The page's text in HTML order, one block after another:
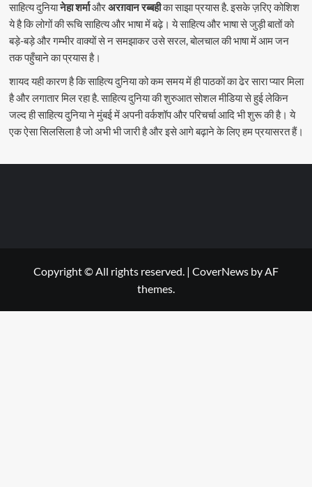
साहित्य दुनियानेहा शर्माऔरअरग़वान रब्बहीका साझा प्रयास है. इसके ज़रिए कोशिश
ये है कि लोगों की रूचि साहित्य और भाषा में बढ़े। ये साहित्य और भाषा से जुड़ी बातों को
बड़े-बड़े और गम्भीर वाक्यों से न समझाकर उसे सरल, बोलचाल की भाषा में आम जन
तक पहुँचाने का प्रयास है।
शायद यही कारण है कि साहित्य दुनिया को कम समय में ही पाठकों का ढेर सारा प्यार मिला
है और लगातार मिल रहा है. साहित्य दुनिया की शुरुआत सोशल मीडिया से हुई लेकिन
जल्द ही साहित्य दुनिया ने मुंबई में अपनी वर्कशॉप और परिचर्चा आदि भी शुरू की है। ये
एक ऐसा सिलसिला है जो अभी भी जारी है और इसे आगे बढ़ाने के लिए हम प्रयासरत हैं।
Copyright © All rights reserved. | CoverNews by AF
themes.